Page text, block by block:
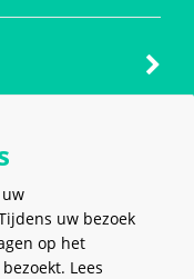
uw bezoek
op het
Lees